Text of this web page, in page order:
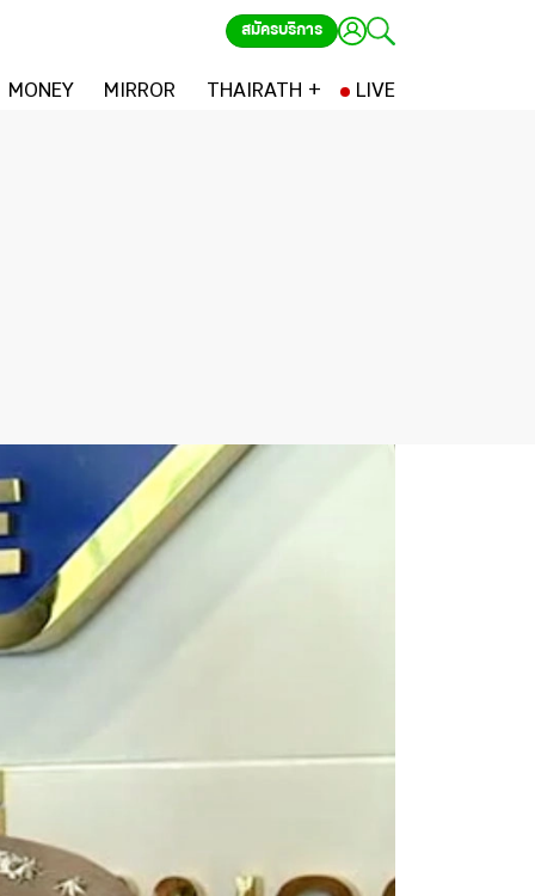
สมัครบริการ
MONEY MIRROR THAIRATH + LIVE